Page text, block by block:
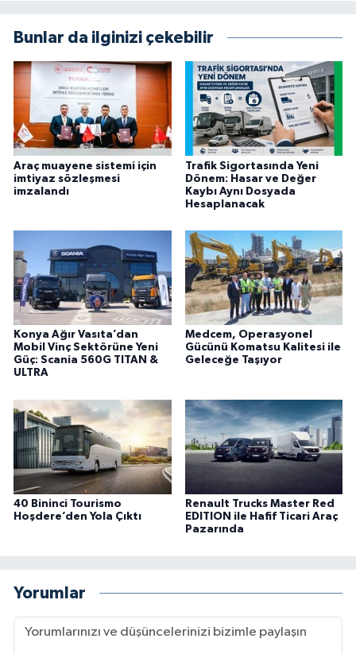
Bunlar da ilginizi çekebilir
Araç muayene sistemi için
imtiyaz sözleşmesi
imzalandı
Trafik Sigortasında Yeni
Dönem: Hasar ve Değer
Kaybı Aynı Dosyada
Hesaplanacak
Konya Ağır Vasıta’dan
Mobil Vinç Sektörüne Yeni
Güç: Scania 560G TITAN &
ULTRA
Medcem, Operasyonel
Gücünü Komatsu Kalitesi ile
Geleceğe Taşıyor
40 Bininci Tourismo
Hoşdere’den Yola Çıktı
Renault Trucks Master Red
EDITION ile Hafif Ticari Araç
Pazarında
Yorumlar